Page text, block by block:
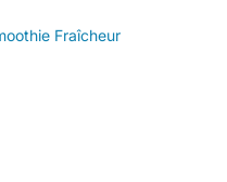
Fraîcheur